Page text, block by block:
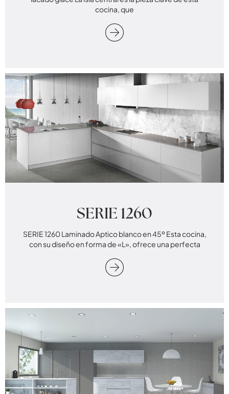
cocina, que
SERIE 1260
SERIE 1260 Laminado Aptico blanco en 45º Esta cocina,
con su diseño en forma de «L», ofrece una perfecta